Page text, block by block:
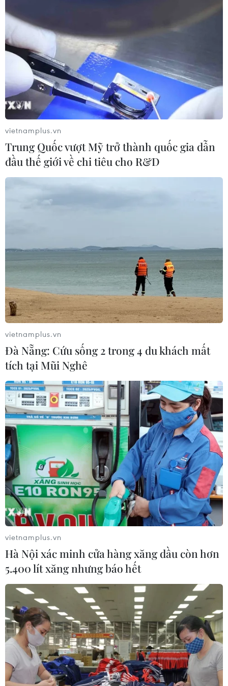
TIN CÙNG CHUYÊN MỤC
Australia điều tra vụ hai máy bay suýt
va chạm tại sân bay Sydney
vietnamplus.vn
Trung Quốc vượt Mỹ trở thành quốc gia dẫn
đầu thế giới về chi tiêu cho R&D
vietnamplus.vn
Đà Nẵng: Cứu sống 2 trong 4 du khách mất
tích tại Mũi Nghê
vietnamplus.vn
Hà Nội xác minh cửa hàng xăng dầu còn hơn
5.400 lít xăng nhưng báo hết